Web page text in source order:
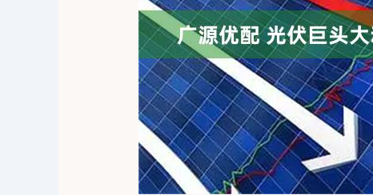
深证成指 14311.01 200.89